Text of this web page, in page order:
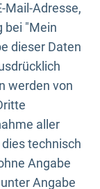
Mail-Adresse,
bei "Mein
dieser Daten
werden von
aller
technisch
Angabe
Angabe